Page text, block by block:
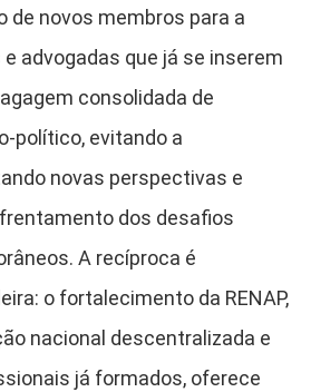
de novos membros para a
e advogadas que já se inserem
consolidada de
político, evitando a
novas perspectivas e
dos desafios
A recíproca é
o fortalecimento da RENAP,
nacional descentralizada e
já formados, oferece